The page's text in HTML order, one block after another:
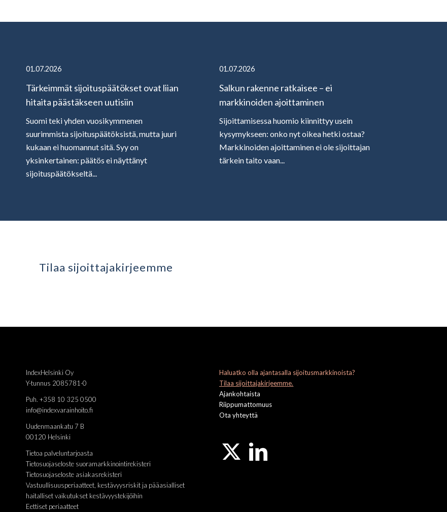
01.07.2026
Tärkeimmät sijoituspäätökset ovat liian
hitaita päästäkseen uutisiin
Suomi teki yhden vuosikymmenen
suurimmista sijoituspäätöksistä, mutta juuri
kukaan ei huomannut sitä. Syy on
yksinkertainen: päätös ei näyttänyt
sijoituspäätökseltä...
01.07.2026
Salkun rakenne ratkaisee – ei
markkinoiden ajoittaminen
Sijoittamisessa huomio kiinnittyy usein
kysymykseen: onko nyt oikea hetki ostaa?
Markkinoiden ajoittaminen ei ole sijoittajan
tärkein taito vaan...
Tilaa sijoittaja­kirjeemme
IndexHelsinki Oy
Y-tunnus 2085781-0
Puh. +358 10 325 0500
info@indexvarainhoito.fi
Uudenmaankatu 7 B
00120 Helsinki
Tietoa palveluntarjoasta
Tietosuojaseloste suoramarkkinointirekisteri
Tietosuojaseloste asiakasrekisteri
Vastuullisuusperiaatteet, kestävyysriskit ja pääasialliset
haitalliset vaikutukset kestävyystekijöihin
Eettiset periaatteet
Haluatko olla ajantasalla sijoitusmarkkinoista?
Tilaa sijoittajakirjeemme.
Ajankohtaista
Riippumattomuus
Ota yhteyttä